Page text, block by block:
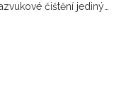
čištění jediným